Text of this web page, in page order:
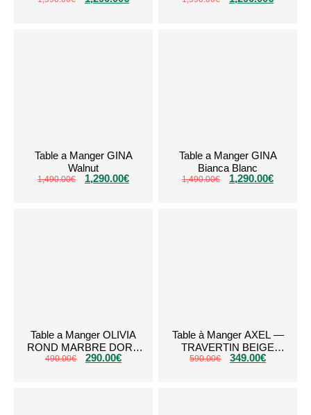
Table a Manger GINA
Walnut
1,490.00€ 1,290.00€
Table a Manger GINA
Bianca Blanc
1,490.00€ 1,290.00€
Table a Manger OLIVIA
ROND MARBRE DORE
1M
490.00€ 290.00€
Table à Manger AXEL —
TRAVERTIN BEIGE
(RONDE – 1 MÈTRE)
590.00€ 349.00€